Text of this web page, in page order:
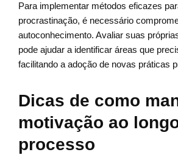
Para implementar métodos eficazes
procrastinação, é necessário
autoconhecimento. Avaliar suas
pode ajudar a identificar áreas que
facilitando a adoção de novas práticas
Dicas de como
motivação ao
processo